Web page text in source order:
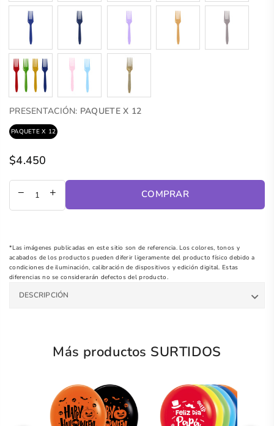
PRESENTACIÓN: PAQUETE X 12
PAQUETE X 12
Precio
regular
$4.450
COMPRAR
*Las imágenes publicadas en este sitio son de referencia. Los colores, tonos y
acabados de los productos pueden diferir ligeramente del producto físico debido a
condiciones de iluminación, calibración de dispositivos y edición digital. Estas
diferencias no se considerarán defectos del producto.
DESCRIPCIÓN
Más productos SURTIDOS